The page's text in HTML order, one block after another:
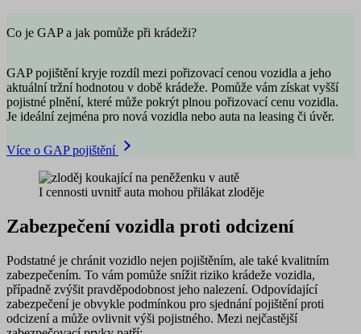
Co je GAP a jak pomůže při krádeži?
GAP pojištění kryje rozdíl mezi pořizovací cenou vozidla a jeho
aktuální tržní hodnotou v době krádeže. Pomůže vám získat vyšší
pojistné plnění, které může pokrýt plnou pořizovací cenu vozidla.
Je ideální zejména pro nová vozidla nebo auta na leasing či úvěr.
Více o GAP pojištění
I cennosti uvnitř auta mohou přilákat zloděje
Zabezpečení vozidla proti odcizení
Podstatné je chránit vozidlo nejen pojištěním, ale také kvalitním
zabezpečením. To vám pomůže snížit riziko krádeže vozidla,
případně zvýšit pravděpodobnost jeho nalezení. Odpovídající
zabezpečení je obvykle podmínkou pro sjednání pojištění proti
odcizení a může ovlivnit výši pojistného. Mezi nejčastější